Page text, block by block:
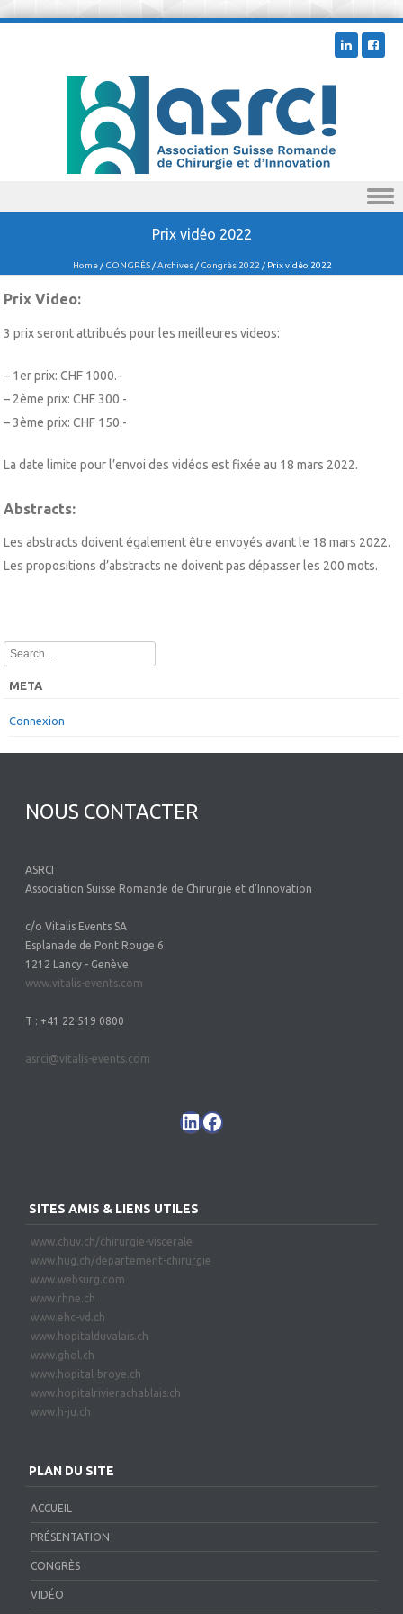
Prix vidéo 2022
Home/ CONGRÈS/Archives/ Congrès 2022 / Prix vidéo 2022
Prix Video:
3 prix seront attribués pour les meilleures videos:
– 1er prix: CHF 1000.-
– 2ème prix: CHF 300.-
– 3ème prix: CHF 150.-
La date limite pour l’envoi des vidéos est fixée au 18 mars 2022.
Abstracts:
Les abstracts doivent également être envoyés avant le 18 mars 2022.
Les propositions d’abstracts ne doivent pas dépasser les 200 mots.
Search
META
Connexion
NOUS CONTACTER
ASRCI
Association Suisse Romande de Chirurgie et d'Innovation
c/o Vitalis Events SA
Esplanade de Pont Rouge 6
1212 Lancy - Genève
www.vitalis-events.com
T : +41 22 519 0800
asrci@vitalis-events.com
SITES AMIS & LIENS UTILES
www.chuv.ch/chirurgie-viscerale
www.hug.ch/departement-chirurgie
www.websurg.com
www.rhne.ch
www.ehc-vd.ch
www.hopitalduvalais.ch
www.ghol.ch
www.hopital-broye.ch
www.hopitalrivierachablais.ch
www.h-ju.ch
PLAN DU SITE
ACCUEIL
PRÉSENTATION
CONGRÈS
VIDÉO